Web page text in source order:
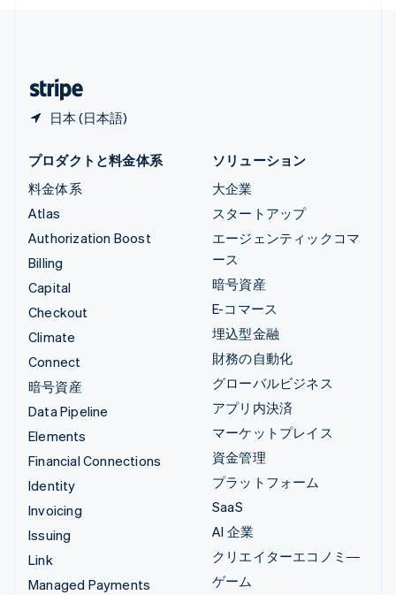
日本 (日本語)
プロダクトと料金体系
料金体系
Atlas
Authorization Boost
Billing
Capital
Checkout
Climate
Connect
暗号資産
Data Pipeline
Elements
Financial Connections
Identity
Invoicing
Issuing
Link
Managed Payments
ソリューション
大企業
スタートアップ
エージェンティックコマ
ース
暗号資産
E-コマース
埋込型金融
財務の自動化
グローバルビジネス
アプリ内決済
マーケットプレイス
資金管理
プラットフォーム
SaaS
AI 企業
クリエイターエコノミ―
ゲーム